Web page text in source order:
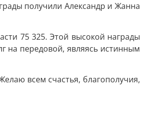
получили Александр и Жанна
75 325. Этой высокой награды
на передовой, являясь истинным
всем счастья, благополучия,